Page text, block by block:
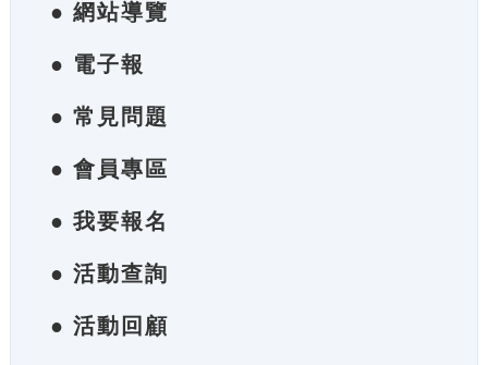
● 網站導覽
● 電子報
● 常見問題
● 會員專區
● 我要報名
● 活動查詢
● 活動回顧